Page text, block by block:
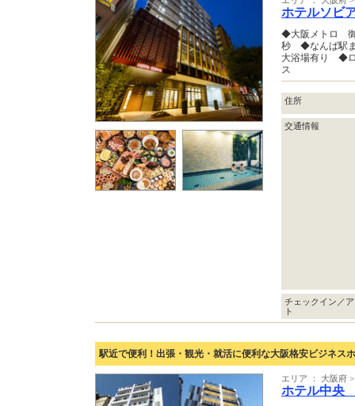
ホテルソビ
◆大阪メトロ
秒 ◆なんば駅ま
大浴場有り ◆ロ
ス
住所
交通情報
チェックイン／
ト
駅近で便利！出張・観光・就活に便利な大阪格安ビジネス
エリア ： 大阪府
ホテル中央